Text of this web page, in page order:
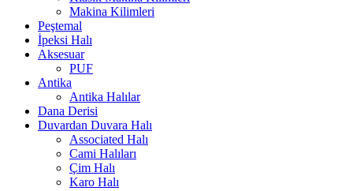
Makina Kilimleri
Peştemal
İpeksi Halı
Aksesuar
PUF
Antika
Antika Halılar
Dana Derisi
Duvardan Duvara Halı
Associated Halı
Cami Halıları
Çim Halı
Karo Halı